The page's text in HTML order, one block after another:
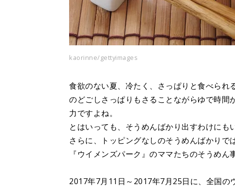
kaorinne/gettyimages
食欲のない夏、冷たく、さっぱりと食べられ
のどごしさっぱりもさることながらゆで時
力ですよね。
とはいっても、そうめんばかり出すわけにも
さらに、トッピングなしのそうめんばかりで
『ウイメンズパーク』のママたちのそうめん
2017年7月11日～2017年7月25日に、全国の